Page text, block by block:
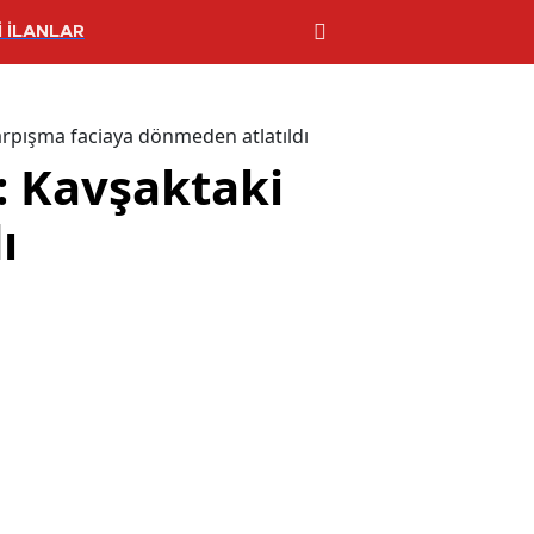
İLANLAR
faciaya dönmeden atlatıldı